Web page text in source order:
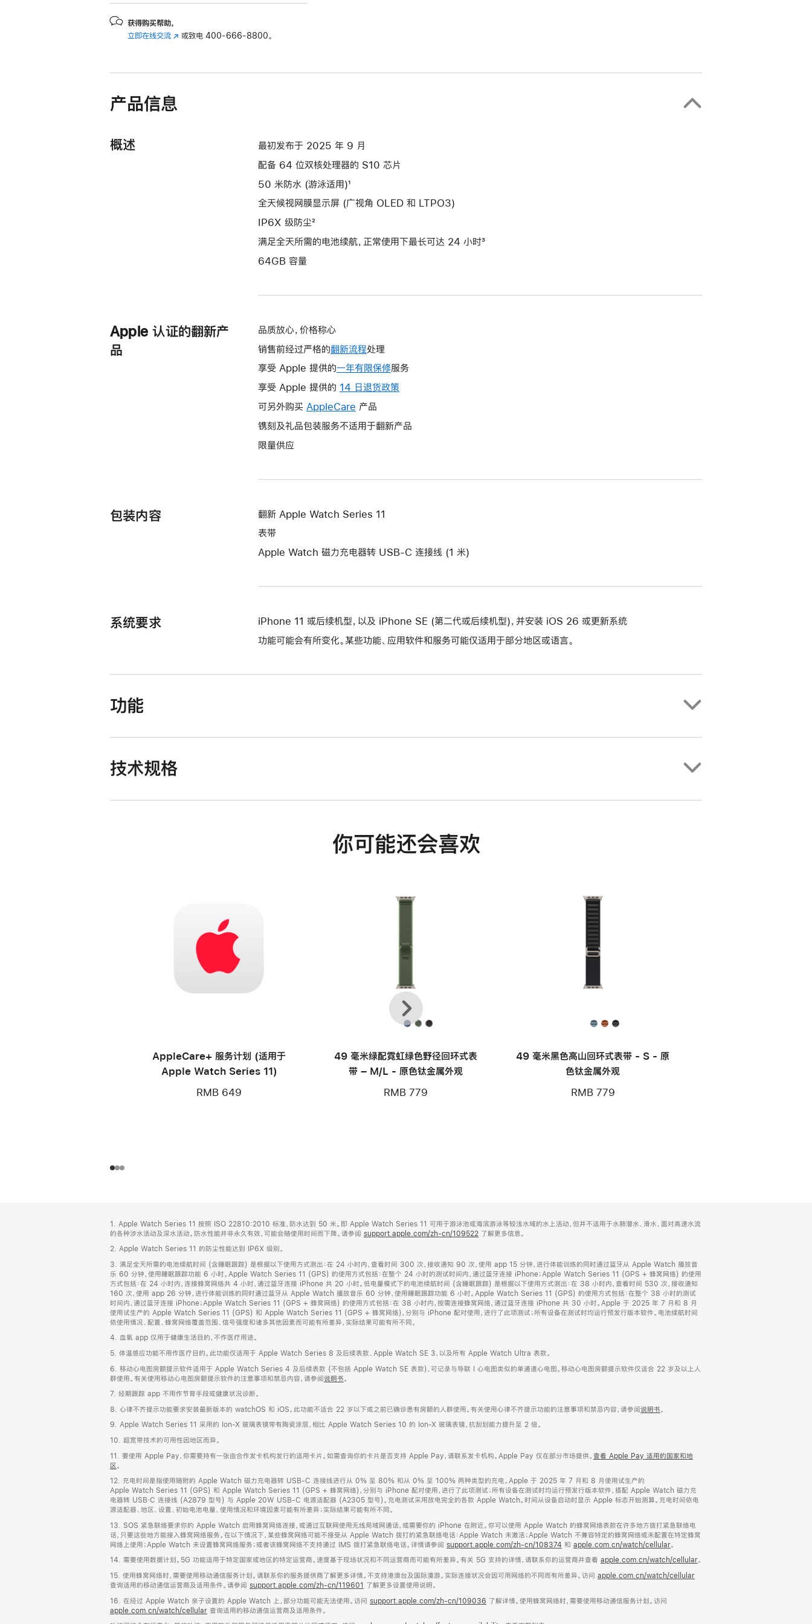
获得购买帮助，
立即在线交流 (在
口
打
开)
或致电400-666-8800。
产品信息
概述
最初发布于 2025 年 9 月
配备 64 位双核处理器的 S10 芯片
50 米防水 (游泳适用)¹
全天候视网膜显示屏 (广视角 OLED 和 LTPO3)
IP6X 级防尘²
满足全天所需的电池续航，正常使用下最长可达 24 小时³
64GB 容量
Apple 认证的翻新产
品
品质放心，价格称心
销售前经过严格的翻新流程处理
享受 Apple 提供的一年有限保修此
操
打
服务
享受 Apple 提供的 14 日退货政策
将
新
可另外购买 AppleCare 此
操
开
的
产品
镌刻及礼品包装服务不适用于翻新产品
限量供应
包装内容
翻新 Apple Watch Series 11
表带
Apple Watch 磁力充电器转 USB-C 连接线 (1 米)
系统要求
iPhone 11 或后续机型，以及 iPhone SE (第二代或后续机型)，并安装 iOS 26 或更新系统
功能可能会有所变化。某些功能、应用软件和服务可能仅适用于部分地区或语言。
功能
技术规格
你可能还会喜欢
AppleCare+ 服务计划 (适用于
Apple Watch Series 11)
RMB 649
49 毫米绿配霓虹绿色野径回环式表
带 – M/L - 原色钛金属外观
RMB 779
49 毫米黑色高山回环式表带 - S - 原
色钛金属外观
RMB 779
上
一
个
下
一
个
页
页
脚
注
1. Apple Watch Series 11 按照 ISO 22810:2010 标准，防水达到 50 米。即 Apple Watch Series 11 可用于游泳池或海滨游泳等较浅水域的水上活动，但并不适用于水肺潜水、滑水、面对高速水流
的各种涉水活动及深水活动。防水性能并非永久有效，可能会随使用时间而下降。请参阅 support.apple.com/zh-cn/109522 了解更多信息。
2. Apple Watch Series 11 的防尘性能达到 IP6X 级别。
3. 满足全天所需的电池续航时间 (含睡眠跟踪) 是根据以下使用方式测出：在 24 小时内，查看时间 300 次，接收通知 90 次，使用 app 15 分钟，进行体能训练的同时通过蓝牙从 Apple Watch 播放音
乐 60 分钟，使用睡眠跟踪功能 6 小时。Apple Watch Series 11 (GPS) 的使用方式包括：在整个 24 小时的测试时间内，通过蓝牙连接 iPhone；Apple Watch Series 11 (GPS + 蜂窝网络) 的使用
方式包括：在 24 小时内，连接蜂窝网络共 4 小时，通过蓝牙连接 iPhone 共 20 小时。低电量模式下的电池续航时间 (含睡眠跟踪) 是根据以下使用方式测出：在 38 小时内，查看时间 530 次，接收通知
160 次，使用 app 26 分钟，进行体能训练的同时通过蓝牙从 Apple Watch 播放音乐 60 分钟，使用睡眠跟踪功能 6 小时。Apple Watch Series 11 (GPS) 的使用方式包括：在整个 38 小时的测试
时间内，通过蓝牙连接 iPhone；Apple Watch Series 11 (GPS + 蜂窝网络) 的使用方式包括：在 38 小时内，按需连接蜂窝网络，通过蓝牙连接 iPhone 共 30 小时。Apple 于 2025 年 7 月和 8 月
使用试生产的 Apple Watch Series 11 (GPS) 和 Apple Watch Series 11 (GPS + 蜂窝网络)，分别与 iPhone 配对使用，进行了此项测试；所有设备在测试时均运行预发行版本软件。电池续航时间
依使用情况、配置、蜂窝网络覆盖范围、信号强度和诸多其他因素而可能有所差异，实际结果可能有所不同。
4. 血氧 app 仅用于健康生活目的，不作医疗用途。
5. 体温感应功能不用作医疗目的。此功能仅适用于 Apple Watch Series 8 及后续表款、Apple Watch SE 3，以及所有 Apple Watch Ultra 表款。
6. 移动心电图房颤提示软件适用于 Apple Watch Series 4 及后续表款 (不包括 Apple Watch SE 表款)，可记录与导联 I 心电图类似的单通道心电图。移动心电图房颤提示软件仅适合 22 岁及以上人
群使用。有关使用移动心电图房颤提示软件的注意事项和禁忌内容，请参阅说明书。
7. 经期跟踪 app 不用作节育手段或健康状况诊断。
8. 心律不齐提示功能要求安装最新版本的 watchOS 和 iOS。此功能不适合 22 岁以下或之前已确诊患有房颤的人群使用。有关使用心律不齐提示功能的注意事项和禁忌内容，请参阅说明书。
9. Apple Watch Series 11 采用的 Ion-X 玻璃表镜带有陶瓷涂层，相比 Apple Watch Series 10 的 Ion-X 玻璃表镜，抗刮划能力提升至 2 倍。
10. 超宽带技术的可用性因地区而异。
11. 要使用 Apple Pay，你需要持有一张由合作发卡机构发行的适用卡片。如需查询你的卡片是否支持 Apple Pay，请联系发卡机构。Apple Pay 仅在部分市场提供。 查看 Apple Pay 适用的国家和地
区。
12. 充电时间是指使用随附的 Apple Watch 磁力充电器转 USB-C 连接线进行从 0% 至 80% 和从 0% 至 100% 两种类型的充电。Apple 于 2025 年 7 月和 8 月使用试生产的
Apple Watch Series 11 (GPS) 和 Apple Watch Series 11 (GPS + 蜂窝网络)，分别与 iPhone 配对使用，进行了此项测试；所有设备在测试时均运行预发行版本软件，搭配 Apple Watch 磁力充
电器转 USB‑C 连接线 (A2879 型号) 与 Apple 20W USB-C 电源适配器 (A2305 型号)。充电测试采用放电完全的各款 Apple Watch。时间从设备启动时显示 Apple 标志开始测算。充电时间依电
源适配器、地区、设置、初始电池电量、使用情况和环境因素可能有所差异；实际结果可能有所不同。
13. SOS 紧急联络要求你的 Apple Watch 启用蜂窝网络连接，或通过互联网使用无线局域网通话，或需要你的 iPhone 在附近。你可以使用 Apple Watch 的蜂窝网络表款在许多地方拨打紧急联络电
话，只要这些地方能接入蜂窝网络服务。在以下情况下，某些蜂窝网络可能不接受从 Apple Watch 拨打的紧急联络电话：Apple Watch 未激活；Apple Watch 不兼容特定的蜂窝网络或未配置在特定蜂窝
网络上使用；Apple Watch 未设置蜂窝网络服务；或者该蜂窝网络不支持通过 IMS 拨打紧急联络电话。详情请参阅 support.apple.com/zh-cn/108374 和 apple.com.cn/watch/cellular。
14. 需要使用数据计划。5G 功能适用于特定国家或地区的特定运营商。速度基于现场状况和不同运营商而可能有所差异。有关 5G 支持的详情，请联系你的运营商并查看 apple.com.cn/watch/cellular。
15. 使用蜂窝网络时，需要使用移动通信服务计划。请联系你的服务提供商了解更多详情。不支持港澳台及国际漫游。实际连接状况会因可用网络的不同而有所差异。访问 apple.com.cn/watch/cellular
查询适用的移动通信运营商及适用条件。请参阅 support.apple.com/zh-cn/119601 了解更多设置使用说明。
16. 在经过 Apple Watch 亲子设置的 Apple Watch 上，部分功能可能无法使用。访问 support.apple.com/zh-cn/109036 了解详情。使用蜂窝网络时，需要使用移动通信服务计划。访问
apple.com.cn/watch/cellular 查询适用的移动通信运营商及适用条件。